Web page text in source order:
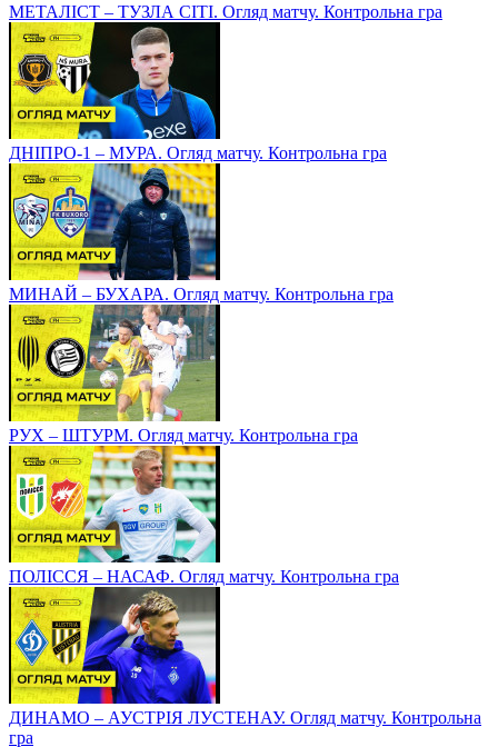
МЕТАЛІСТ – ТУЗЛА СІТІ. Огляд матчу. Контрольна гра
ДНІПРО-1 – МУРА. Огляд матчу. Контрольна гра
МИНАЙ – БУХАРА. Огляд матчу. Контрольна гра
РУХ – ШТУРМ. Огляд матчу. Контрольна гра
ПОЛІССЯ – НАСАФ. Огляд матчу. Контрольна гра
ДИНАМО – АУСТРІЯ ЛУСТЕНАУ. Огляд матчу. Контрольна
гра